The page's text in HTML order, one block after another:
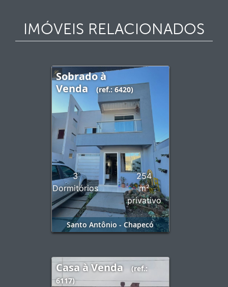
IMÓVEIS RELACIONADOS
Sobrado à
Venda
(ref.: 6420)
3
Dormitórios
254
m²
privativo
Santo Antônio - Chapecó
Casa à Venda
(ref.:
6117)